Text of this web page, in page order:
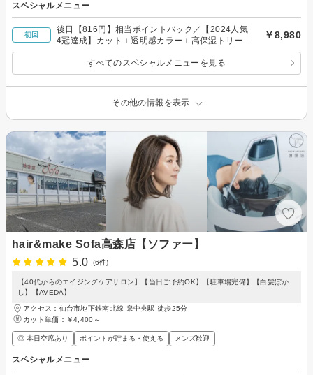
スペシャルメニュー
初回
後日【816円】相当ポイントバック／【2024人気
4冠達成】カット＋透明感カラー＋高保湿トリート
メント
￥8,980
すべてのスペシャルメニューを見る
その他の情報を表示
hair&make Sofa高森店【ソファー】
5.0
(6件)
【40代からのエイジングケアサロン】【当日ご予約OK】【駐車場完備】【白髪ぼか
し】【AVEDA】
アクセス：仙台市地下鉄南北線 泉中央駅 徒歩25分
カット単価： ￥4,400～
◎ 本日空席あり ポイントが貯まる・使える メンズ歓迎
スペシャルメニュー